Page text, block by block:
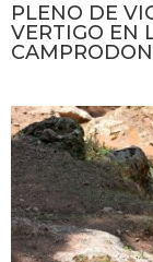
PLENO DE
VERTIGO EN